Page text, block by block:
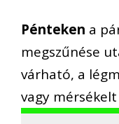
Pénteken a
megszűnése
várható, a
vagy